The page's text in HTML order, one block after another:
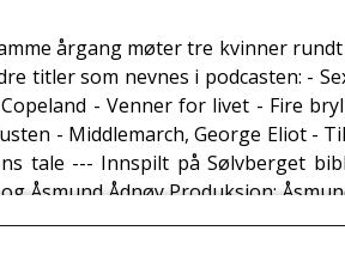
årgang møter tre kvinner
titler som nevnes i podcasten: -
- Venner for livet - Fire
- Middlemarch, George Eliot -
tale --- Innspilt på Sølvberget
Åsmund Ådnøy Produksjon: